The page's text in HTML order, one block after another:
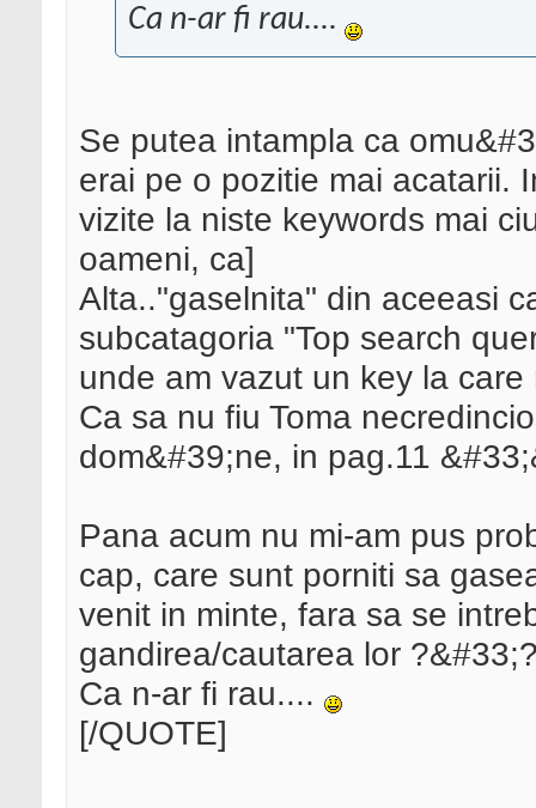
Ca n-ar fi rau....
Se putea intampla ca
erai pe o pozitie mai acatarii.
vizite la niste keywords mai
oameni, ca]
Alta.."gaselnita" din aceeasi
subcatagoria "Top search
unde am vazut un key la
Ca sa nu fiu Toma
dom&#39;ne, in pag.11
Pana acum nu mi-am pus
cap, care sunt porniti sa
venit in minte, fara sa se
gandirea/cautarea lor
Ca n-ar fi rau....
[/QUOTE]